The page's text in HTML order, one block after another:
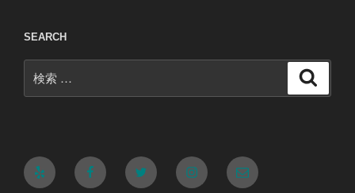
SEARCH
索:
Yelp FacebookTwitter Instagram
メ